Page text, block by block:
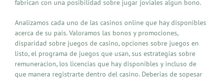
fabrican con una posibilidad sobre jugar joviales algun bono.
Analizamos cada uno de las casinos online que hay disponibles
acerca de su pais. Valoramos las bonos y promociones,
disparidad sobre juegos de casino, opciones sobre juegos en
listo, el programa de juegos que usan, sus estrategias sobre
remuneracion, los licencias que hay disponibles y incluso de
que manera registrarte dentro del casino. Deberias de sopesar